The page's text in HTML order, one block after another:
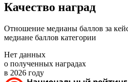
Качество наград
Отношение медианы баллов за
медиане баллов категории
Нет данных
о полученных наградах
в 2026 году